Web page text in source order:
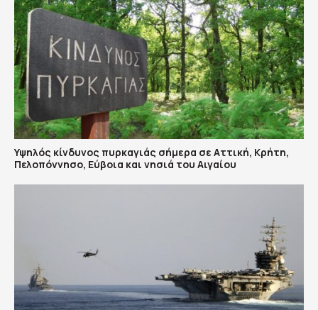
Υψηλός κίνδυνος πυρκαγιάς σήμερα σε Αττική, Κρήτη,
Πελοπόννησο, Εύβοια και νησιά του Αιγαίου